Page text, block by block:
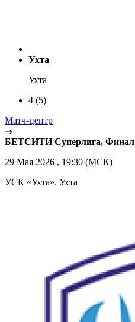
Ухта
Ухта
4 (5)
Матч-центр
БЕТСИТИ Суперлига, Финал
29 Мая 2026 , 19:30 (МСК)
УСК «Ухта». Ухта